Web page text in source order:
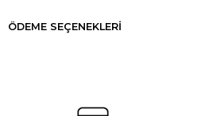
ÖDEME SEÇENEKLERI